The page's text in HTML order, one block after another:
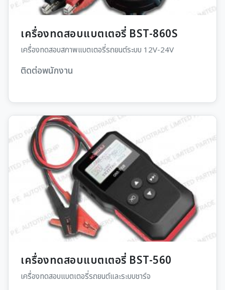
เครื่องทดสอบแบตเตอรี่ BST-860S
เครื่องทดสอบสภาพแบตเตอรี่รถยนต์ระบบ 12V-24V
ติดต่อพนักงาน
เครื่องทดสอบแบตเตอรี่ BST-560
เครื่องทดสอบแบตเตอรี่รถยนต์และระบบชาร์จ